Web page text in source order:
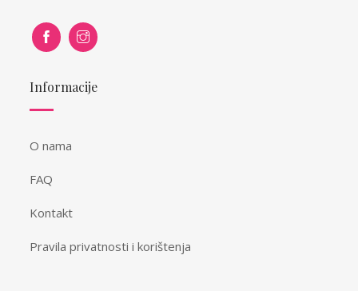
Informacije
O nama
FAQ
Kontakt
Pravila privatnosti i korištenja